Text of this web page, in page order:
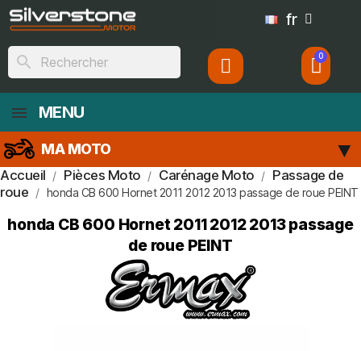
fr
search
MENU
MA MOTO
Accueil Pièces Moto Carénage Moto
Passage de
roue
honda CB 600 Hornet 2011 2012 2013 passage de roue PEINT
honda CB 600 Hornet 2011 2012 2013 passage
de roue PEINT